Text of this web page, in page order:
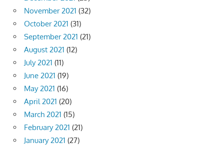
November 2021 (32)
October 2021 (31)
September 2021 (21)
August 2021 (12)
July 2021 (11)
June 2021 (19)
May 2021 (16)
April 2021 (20)
March 2021 (15)
February 2021 (21)
January 2021 (27)